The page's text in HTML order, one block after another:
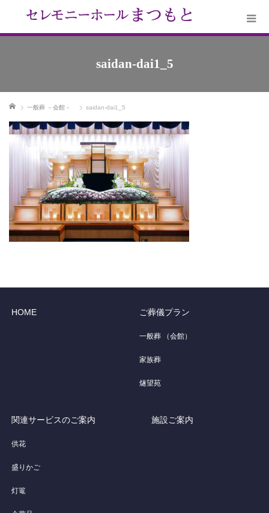
saidan-dai1_5
ホーム 一般葬 －会館－ saidan-dai1_5
HOME ご葬儀プラン
一般葬 （会館）
家族葬
燧望苑
関連サービスのご案内
供花
盛りかご
灯篭
施設ご案内